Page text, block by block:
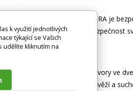
věcí do skříně ROBERA je
byste se museli obávat o bezpečnost
na komfort užívání. Větrací otvory ve
věci tak zůstanou vždy svěží a
k využití jednotlivých
týkající se Vašich
udělíte kliknutím na